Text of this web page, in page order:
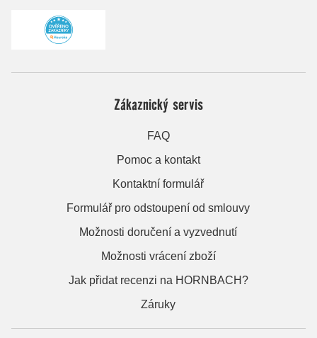
Zákaznický servis
FAQ
Pomoc a kontakt
Kontaktní formulář
Formulář pro odstoupení od smlouvy
Možnosti doručení a vyzvednutí
Možnosti vrácení zboží
Jak přidat recenzi na HORNBACH?
Záruky